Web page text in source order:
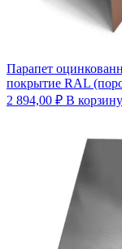
Парапет
покрытие RAL
2 894,00 ₽ В корзину